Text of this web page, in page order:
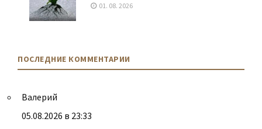
01. 08. 2026
ПОСЛЕДНИЕ КОММЕНТАРИИ
Валерий
05.08.2026 в 23:33